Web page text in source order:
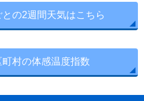
の2週間天気はこちら
村の体感温度指数